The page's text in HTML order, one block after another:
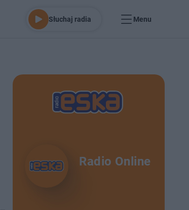
Słuchaj radia Menu
Radio Online